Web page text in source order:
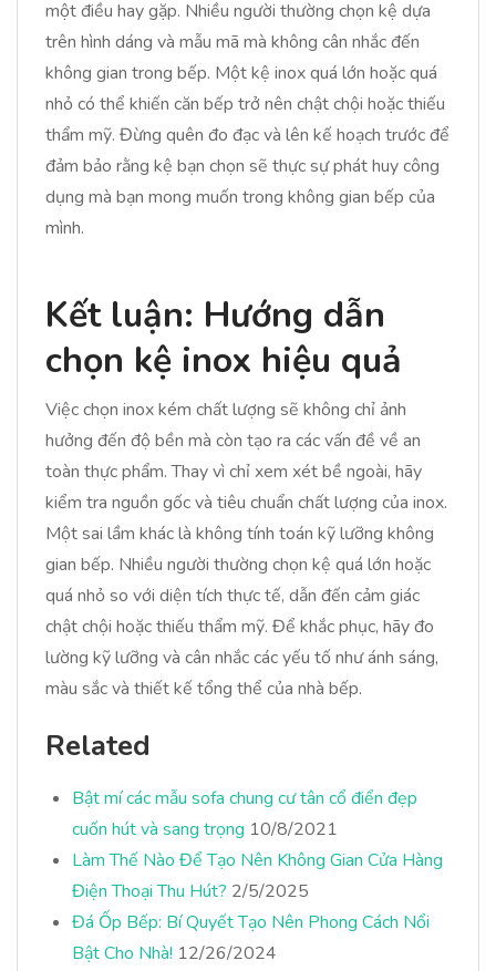
một điều hay gặp. Nhiều người thường chọn kệ dựa
trên hình dáng và mẫu mã mà không cân nhắc đến
không gian trong bếp. Một kệ inox quá lớn hoặc quá
nhỏ có thể khiến căn bếp trở nên chật chội hoặc thiếu
thẩm mỹ. Đừng quên đo đạc và lên kế hoạch trước để
đảm bảo rằng kệ bạn chọn sẽ thực sự phát huy công
dụng mà bạn mong muốn trong không gian bếp của
mình.
Kết luận: Hướng dẫn
chọn kệ inox hiệu quả
Việc chọn inox kém chất lượng sẽ không chỉ ảnh
hưởng đến độ bền mà còn tạo ra các vấn đề về an
toàn thực phẩm. Thay vì chỉ xem xét bề ngoài, hãy
kiểm tra nguồn gốc và tiêu chuẩn chất lượng của inox.
Một sai lầm khác là không tính toán kỹ lưỡng không
gian bếp. Nhiều người thường chọn kệ quá lớn hoặc
quá nhỏ so với diện tích thực tế, dẫn đến cảm giác
chật chội hoặc thiếu thẩm mỹ. Để khắc phục, hãy đo
lường kỹ lưỡng và cân nhắc các yếu tố như ánh sáng,
màu sắc và thiết kế tổng thể của nhà bếp.
Related
Bật mí các mẫu sofa chung cư tân cổ điển đẹp
cuốn hút và sang trọng 10/8/2021
Làm Thế Nào Để Tạo Nên Không Gian Cửa Hàng
Điện Thoại Thu Hút? 2/5/2025
Đá Ốp Bếp: Bí Quyết Tạo Nên Phong Cách Nổi
Bật Cho Nhà! 12/26/2024